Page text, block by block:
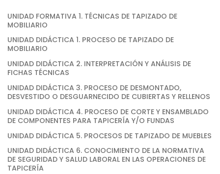
UNIDAD FORMATIVA 1. TÉCNICAS DE TAPIZADO DE
MOBILIARIO
UNIDAD DIDÁCTICA 1. PROCESO DE TAPIZADO DE
MOBILIARIO
UNIDAD DIDÁCTICA 2. INTERPRETACIÓN Y ANÁLISIS DE
FICHAS TÉCNICAS
UNIDAD DIDÁCTICA 3. PROCESO DE DESMONTADO,
DESVESTIDO O DESGUARNECIDO DE CUBIERTAS Y RELLENOS
UNIDAD DIDÁCTICA 4. PROCESO DE CORTE Y ENSAMBLADO
DE COMPONENTES PARA TAPICERÍA Y/O FUNDAS
UNIDAD DIDÁCTICA 5. PROCESOS DE TAPIZADO DE MUEBLES
UNIDAD DIDÁCTICA 6. CONOCIMIENTO DE LA NORMATIVA
DE SEGURIDAD Y SALUD LABORAL EN LAS OPERACIONES DE
TAPICERÍA